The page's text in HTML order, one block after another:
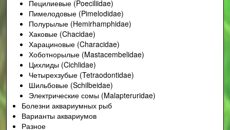
Пецилиевые (Poeciliidae)
Пимелодовые (Pimelodidae)
Полурылые (Hemirhamphidae)
Хаковые (Chacidae)
Харациновые (Characidae)
Хоботнорылые (Mastacembelidae)
Цихлиды (Cichlidae)
Четырехзубые (Tetraodontidae)
Шильбовые (Schilbeidae)
Электрические сомы (Malapteruridae)
Болезни аквариумных рыб
Варианты аквариумов
Разное